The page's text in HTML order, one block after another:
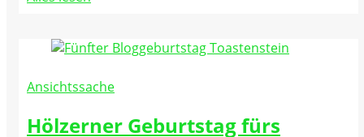
Ansichtssache
Hölzerner Geburtstag fürs